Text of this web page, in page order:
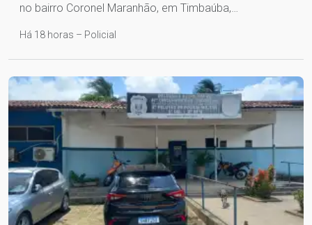
no bairro Coronel Maranhão, em Timbaúba,…
Há 18 horas – Policial